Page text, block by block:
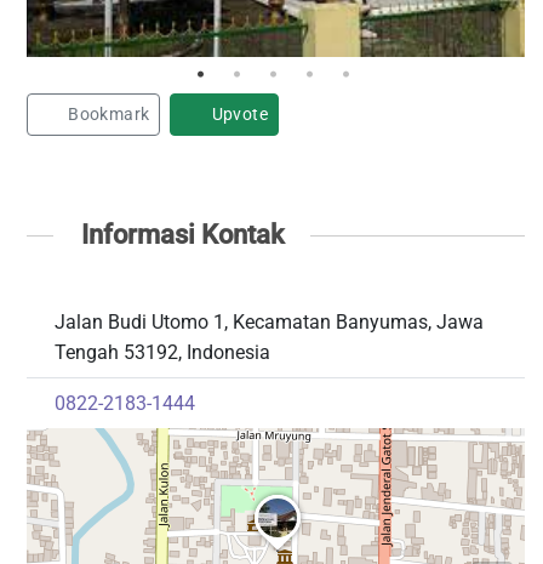
Bookmark Upvote
Informasi Kontak
Jalan Budi Utomo 1, Kecamatan Banyumas, Jawa
Tengah 53192, Indonesia
0822-2183-1444